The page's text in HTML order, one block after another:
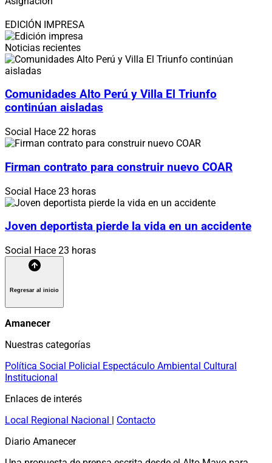
EDICIÓN IMPRESA
Noticias recientes
Comunidades Alto Perú y Villa El Triunfo
continúan aisladas
Social Hace 22 horas
Firman contrato para construir nuevo COAR
Social Hace 23 horas
Joven deportista pierde la vida en un accidente
Social Hace 23 horas
Regresar al inicio
Amanecer
Nuestras categorías
Política Social Policial Espectáculo Ambiental Cultural
Institucional
Enlaces de interés
Local Regional Nacional | Contacto
Diario Amanecer